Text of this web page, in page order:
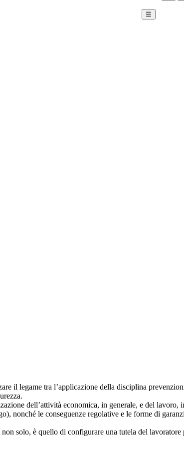
☰
il legame tra l’applicazione della disciplina
dell’attività economica, in generale, e del
nonché le conseguenze regolative e le forme di
solo, è quello di configurare una tutela del